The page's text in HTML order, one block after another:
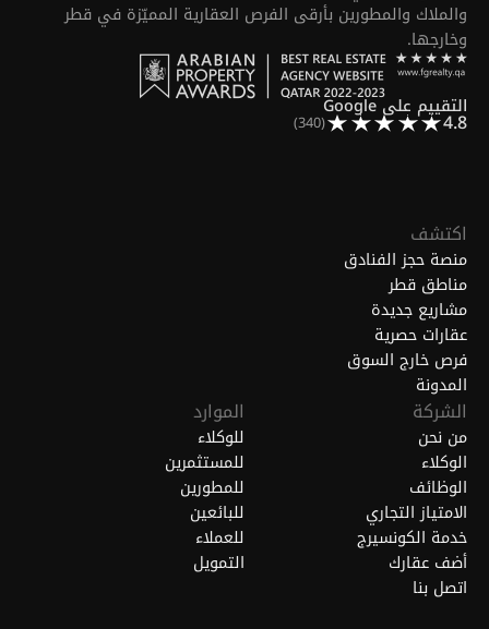
والملاك والمطورين بأرقى الفرص العقارية المميّزة في قطر
وخارجها.
التقييم على Google
4.8
(340)
اكتشف
منصة حجز الفنادق
مناطق قطر
مشاريع جديدة
عقارات حصرية
فرص خارج السوق
المدونة
الشركة
من نحن
الوكلاء
الوظائف
الامتياز التجاري
خدمة الكونسيرج
أضف عقارك
اتصل بنا
الموارد
للوكلاء
للمستثمرين
للمطورين
للبائعين
للعملاء
التمويل